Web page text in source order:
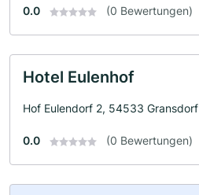
0.0 (0 Bewertungen)
Hotel Eulenhof
Hof Eulendorf 2, 54533 Gransdorf
0.0 (0 Bewertungen)